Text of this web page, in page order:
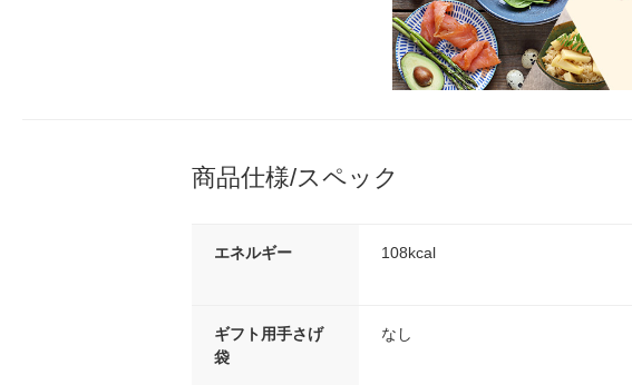
商品仕様/スペック
エネルギー 108kcal
ギフト用手さげ
袋
なし